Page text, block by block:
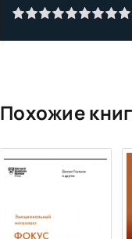
Похожие